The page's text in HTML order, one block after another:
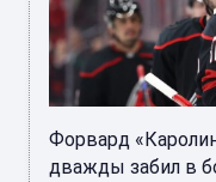
Форвард
дважды забил в